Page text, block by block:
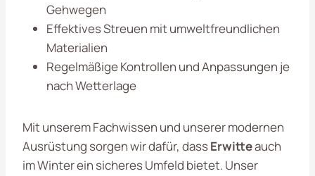
Gehwegen
Effektives Streuen mit umweltfreundlichen
Materialien
Regelmäßige Kontrollen und Anpassungen je
nach Wetterlage
Mit unserem Fachwissen und unserer modernen
Ausrüstung sorgen wir dafür, dassErwitteauch
im Winter ein sicheres Umfeld bietet. Unser